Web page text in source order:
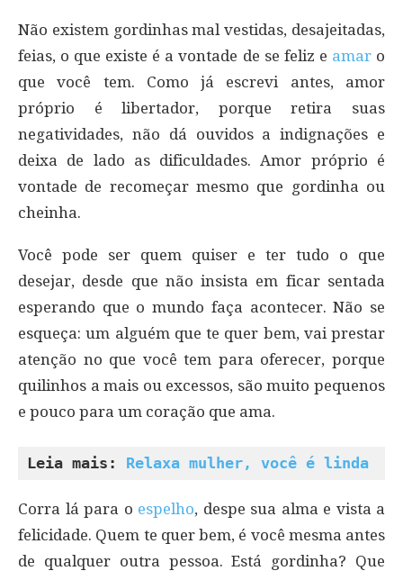
Não existem gordinhas mal vestidas, desajeitadas,
feias, o que existe é a vontade de se feliz e amaro
que você tem. Como já escrevi antes, amor
próprio é libertador, porque retira suas
negatividades, não dá ouvidos a indignações e
deixa de lado as dificuldades. Amor próprio é
vontade de recomeçar mesmo que gordinha ou
cheinha.
Você pode ser quem quiser e ter tudo o que
desejar, desde que não insista em ficar sentada
esperando que o mundo faça acontecer. Não se
esqueça: um alguém que te quer bem, vai prestar
atenção no que você tem para oferecer, porque
quilinhos a mais ou excessos, são muito pequenos
e pouco para um coração que ama.
Leia mais: Relaxa mulher, você é linda
Corra lá para o espelho, despe sua alma e vista a
felicidade. Quem te quer bem, é você mesma antes
de qualquer outra pessoa. Está gordinha? Que